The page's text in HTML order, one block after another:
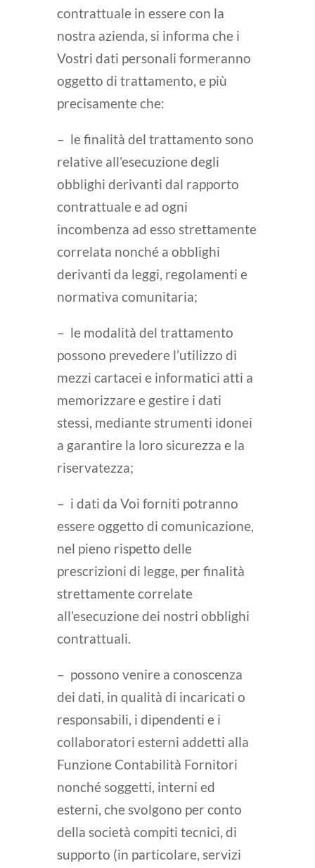
contrattuale in essere con la
nostra azienda, si informa che i
Vostri dati personali formeranno
oggetto di trattamento, e più
precisamente che:
– le finalità del trattamento sono
relative all’esecuzione degli
obblighi derivanti dal rapporto
contrattuale e ad ogni
incombenza ad esso strettamente
correlata nonché a obblighi
derivanti da leggi, regolamenti e
normativa comunitaria;
– le modalità del trattamento
possono prevedere l’utilizzo di
mezzi cartacei e informatici atti a
memorizzare e gestire i dati
stessi, mediante strumenti idonei
a garantire la loro sicurezza e la
riservatezza;
– i dati da Voi forniti potranno
essere oggetto di comunicazione,
nel pieno rispetto delle
prescrizioni di legge, per finalità
strettamente correlate
all’esecuzione dei nostri obblighi
contrattuali.
– possono venire a conoscenza
dei dati, in qualità di incaricati o
responsabili, i dipendenti e i
collaboratori esterni addetti alla
Funzione Contabilità Fornitori
nonché soggetti, interni ed
esterni, che svolgono per conto
della società compiti tecnici, di
supporto (in particolare, servizi